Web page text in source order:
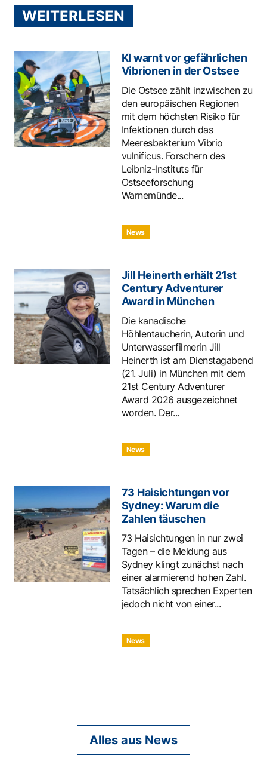
WEITERLESEN
KI warnt vor gefährlichen
Vibrionen in der Ostsee
Die Ostsee zählt inzwischen zu
den europäischen Regionen
mit dem höchsten Risiko für
Infektionen durch das
Meeresbakterium Vibrio
vulnificus. Forschern des
Leibniz-Instituts für
Ostseeforschung
Warnemünde...
News
Jill Heinerth erhält 21st
Century Adventurer
Award in München
Die kanadische
Höhlentaucherin, Autorin und
Unterwasserfilmerin Jill
Heinerth ist am Dienstagabend
(21. Juli) in München mit dem
21st Century Adventurer
Award 2026 ausgezeichnet
worden. Der...
News
73 Haisichtungen vor
Sydney: Warum die
Zahlen täuschen
73 Haisichtungen in nur zwei
Tagen – die Meldung aus
Sydney klingt zunächst nach
einer alarmierend hohen Zahl.
Tatsächlich sprechen Experten
jedoch nicht von einer...
News
Alles aus News